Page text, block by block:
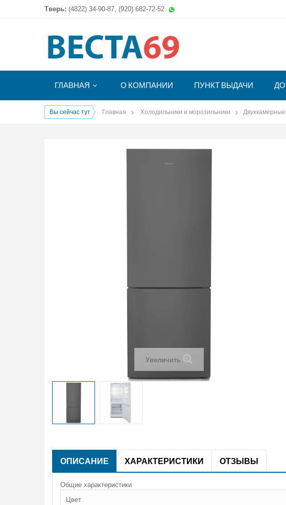
Тверь: (4822) 34-90-87, (920) 682-72-52
ГЛАВНАЯ О КОМПАНИИ ПУНКТ ВЫДАЧИ
Вы сейчас тут Главная Холодильники и морозильники
Увеличить
ОПИСАНИЕ ХАРАКТЕРИСТИКИ ОТЗЫВЫ
Общие характеристики
Цвет